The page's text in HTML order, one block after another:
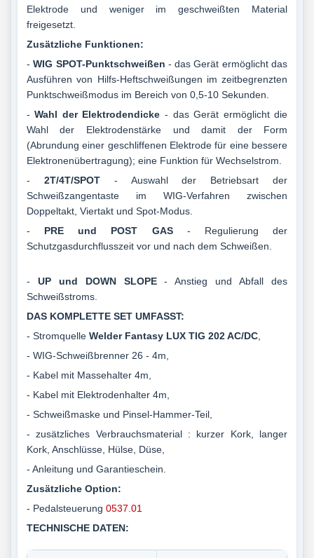
Elektrode und weniger im geschweißten Material
freigesetzt.
Zusätzliche Funktionen:
-WIG SPOT-Punktschweißen - das Gerät ermöglicht das
Ausführen von Hilfs-Heftschweißungen im zeitbegrenzten
Punktschweißmodus im Bereich von 0,5-10 Sekunden.
-Wahl der Elektrodendicke- das Gerät ermöglicht die
Wahl der Elektrodenstärke und damit der Form
(Abrundung einer geschliffenen Elektrode für eine bessere
Elektronenübertragung); eine Funktion für Wechselstrom.
- 2T/4T/SPOT- Auswahl der Betriebsart der
Schweißzangentaste im WIG-Verfahren zwischen
Doppeltakt, Viertakt und Spot-Modus.
- PRE und POST GAS- Regulierung der
Schutzgasdurchflusszeit vor und nach dem Schweißen.
- UP und DOWN SLOPE- Anstieg und Abfall des
Schweißstroms.
DAS KOMPLETTE SET UMFASST:
- Stromquelle Welder Fantasy LUX TIG 202 AC/DC,
- WIG-Schweißbrenner 26 - 4m,
- Kabel mit Massehalter 4m,
- Kabel mit Elektrodenhalter 4m,
- Schweißmaske und Pinsel-Hammer-Teil,
- zusätzliches Verbrauchsmaterial : kurzer Kork, langer
Kork, Anschlüsse, Hülse, Düse,
- Anleitung und Garantieschein.
Zusätzliche Option:
- Pedalsteuerung 0537.01
TECHNISCHE DATEN: